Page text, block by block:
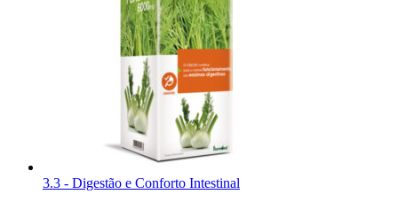
3.3 - Digestão e Conforto Intestinal